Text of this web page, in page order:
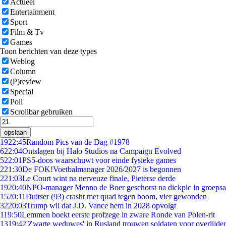
Actueel
Entertainment
Sport
Film & Tv
Games
Toon berichten van deze types
Weblog
Column
(P)review
Special
Poll
Scrollbar gebruiken
opslaan
1922:45Random Pics van de Dag #1978
622:04Ontslagen bij Halo Studios na Campaign Evolved
522:01PS5-doos waarschuwt voor einde fysieke games
221:30De FOK!Voetbalmanager 2026/2027 is begonnen
221:03Le Court wint na nerveuze finale, Pieterse derde
1920:40NPO-manager Menno de Boer geschorst na dickpic in
1520:11Duitser (93) crasht met quad tegen boom, vier gewonden
3220:03Trump wil dat J.D. Vance hem in 2028 opvolgt
119:50Lemmen boekt eerste profzege in zware Ronde van Polen-rit
1319:42'Zwarte weduwes' in Rusland trouwen soldaten voor